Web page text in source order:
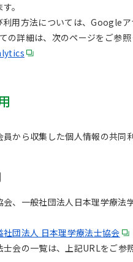
。
用方法については、Google
詳細は、次のページをご参照
から収集した個人情報の共
、一般社団法人日本理学療
団法人 日本理学療法士協会
士会の一覧は、上記URLをご参